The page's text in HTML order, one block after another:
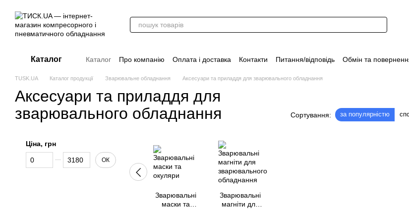
Каталог Каталог Про компанію Оплата і доставка Контакти Питання/відповідь
Обмін та
Вакансії
Додаткові матеріали Блог Політика конфіденційності Договір оферти
TUSK.UA Каталог продукції Зварювальне обладнання Аксесуари та приладдя для зварювального обладнання
Аксесуари та приладдя для
зварювального обладнання
Сортування: за популярністю
Зварювальні
маски та
Зварювальні
магніти для
Ціна, грн
Від Ціна, грн
До Ціна, грн ОК